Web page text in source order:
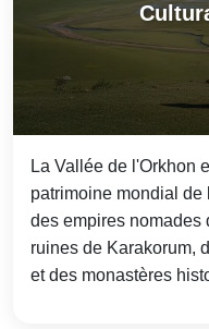
La Vallée de l'Orkhon
patrimoine mondial
des empires nomades
ruines de Karakorum,
et des monastères